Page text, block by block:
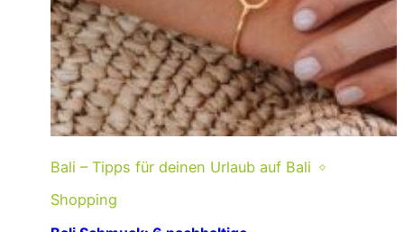
Bali – Tipps für deinen Urlaub auf Bali
Shopping